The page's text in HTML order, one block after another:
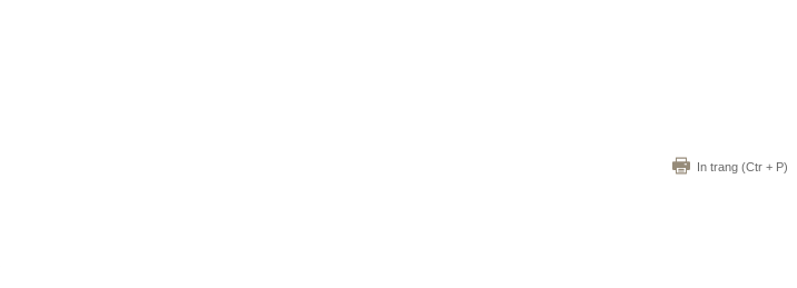
In trang (Ctr + P)